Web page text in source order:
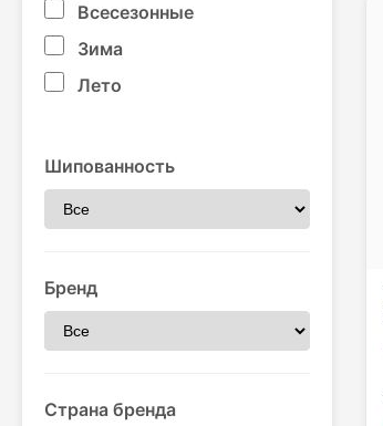
Всесезонные
Зима
Лето
Шипованность
Бренд
Страна бренда